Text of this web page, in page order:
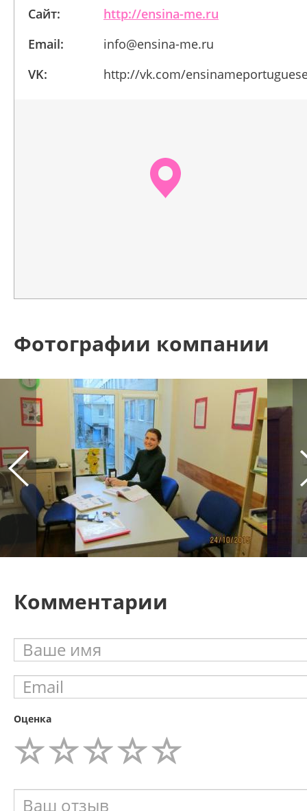
Сайт:
http://ensina-me.ru
Email:
info@ensina-me.ru
VK:
http://vk.com/
Фотографии компании
Комментарии
Оценка